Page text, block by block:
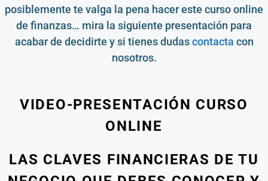
posiblemente te valga la pena hacer este curso online
de finanzas… mira la siguiente presentación para
acabar de decidirte y si tienes dudascontacta con
nosotros.
VIDEO-PRESENTACIÓN CURSO
ONLINE
LAS CLAVES FINANCIERAS DE TU